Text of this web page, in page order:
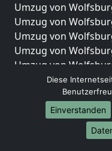
Umzug von
Umzug von
Umzug von
Umzug von
Umzug von
Umzug von
Umzug von
Umzug von
Internationale-
Diese
Einverstanden